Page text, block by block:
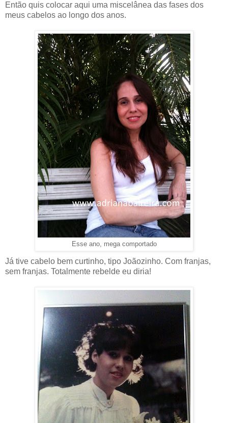
Então quis colocar aqui uma miscelânea das fases dos
meus cabelos ao longo dos anos.
Esse ano, mega comportado
Já tive cabelo bem curtinho, tipo Joãozinho. Com franjas,
sem franjas. Totalmente rebelde eu diria!